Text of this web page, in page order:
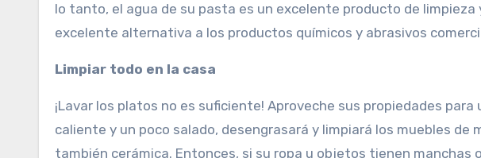
lo tanto, el agua de su pasta es un excelente producto de limpieza
excelente alternativa a los productos químicos y abrasivos
Limpiar todo en la casa
¡Lavar los platos no es suficiente! Aproveche sus propiedades
caliente y un poco salado, desengrasará y limpiará los muebles de
también cerámica. Entonces, si su ropa u objetos tienen manchas